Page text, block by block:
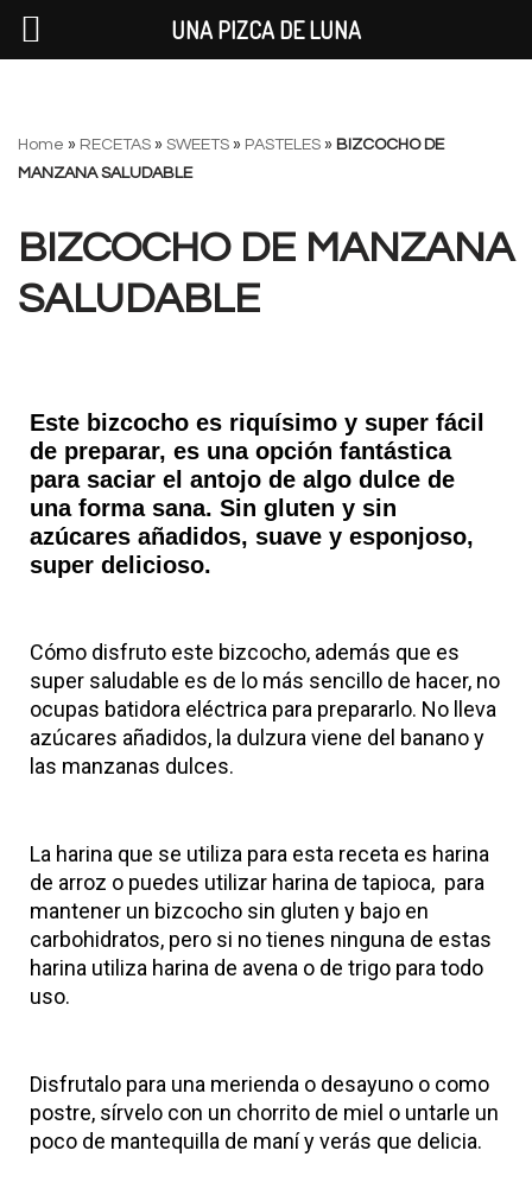
al
contenido
Home » RECETAS » SWEETS » PASTELES » BIZCOCHO DE
MANZANA SALUDABLE
BIZCOCHO DE MANZANA
SALUDABLE
Este bizcocho es riquísimo y super fácil
de preparar, es una opción fantástica
para saciar el antojo de algo dulce de
una forma sana. Sin gluten y sin
azúcares añadidos, suave y esponjoso,
super delicioso.
Cómo disfruto este bizcocho, además que es
super saludable es de lo más sencillo de hacer, no
ocupas batidora eléctrica para prepararlo. No lleva
azúcares añadidos, la dulzura viene del banano y
las manzanas dulces.
La harina que se utiliza para esta receta es harina
de arroz o puedes utilizar harina de tapioca, para
mantener un bizcocho sin gluten y bajo en
carbohidratos, pero si no tienes ninguna de estas
harina utiliza harina de avena o de trigo para todo
uso.
Disfrutalo para una merienda o desayuno o como
postre, sírvelo con un chorrito de miel o untarle un
poco de mantequilla de maní y verás que delicia.
UNA PIZCA DE LUNA